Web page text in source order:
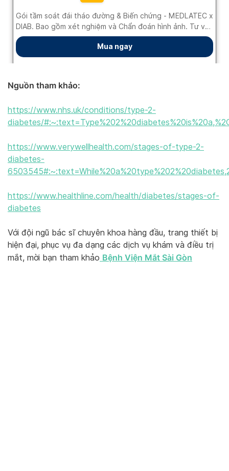
Nguồn tham khảo:
https://www.nhs.uk/conditions/type-2-
diabetes/
https://www.verywellhealth.com/stages-of-type-2-
diabetes-
https://www.healthline.com/health/diabetes/stages-of-
diabetes
Với đội ngũ bác sĩ chuyên khoa hàng đầu, trang thiết bị
hiện đại, phục vụ đa dạng các dịch vụ khám và điều trị
mắt, mời bạn tham khảo Bệnh Viện Mắt Sài Gòn